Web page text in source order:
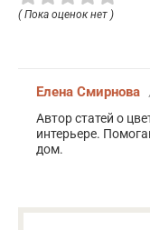
( Пока оценок нет )
Елена Смирнова
Автор статей о
интерьере.
дом.